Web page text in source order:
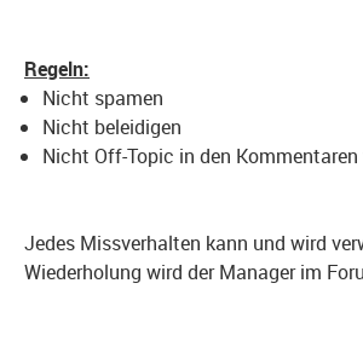
Regeln:
Nicht spamen
Nicht beleidigen
Nicht Off-Topic in den Kommentaren
Jedes Missverhalten kann und wird
Wiederholung wird der Manager im